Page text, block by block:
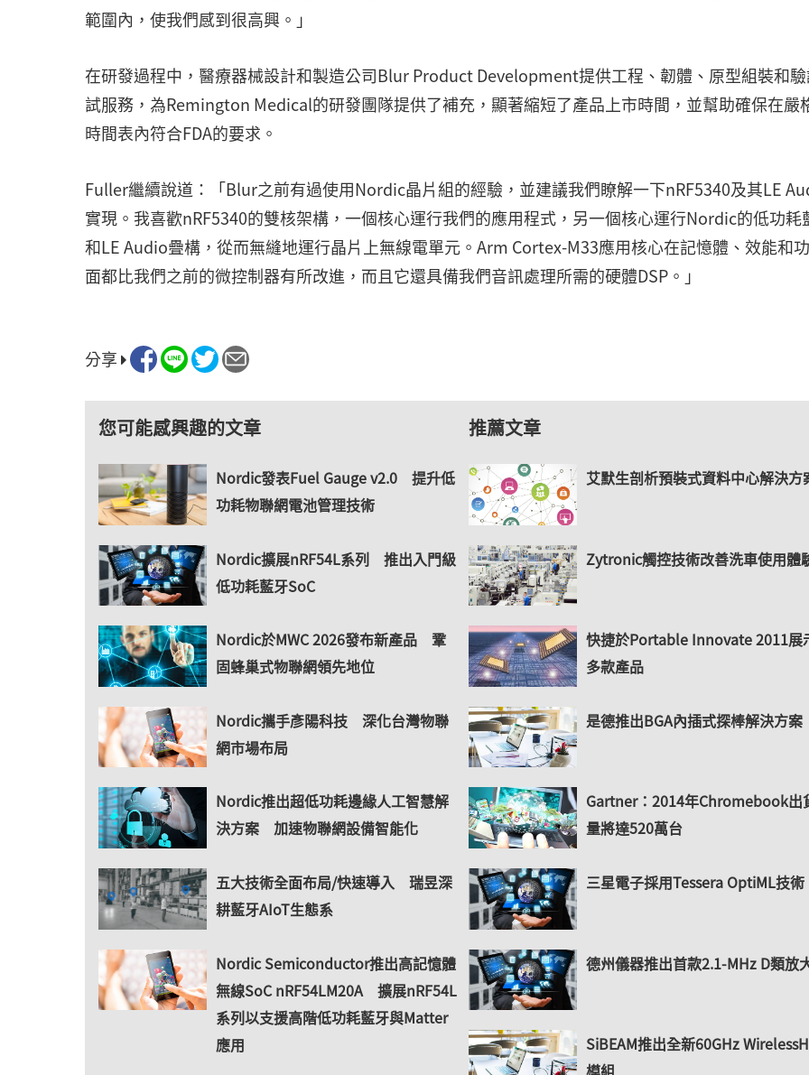
範圍內，使我們感到很高興。」
在研發過程中，醫療器械設計和製造公司Blur Product Development提供工程、韌體、原型組裝和
試服務，為Remington Medical的研發團隊提供了補充，顯著縮短了產品上市時間，並幫助確保在嚴
時間表內符合FDA的要求。
Fuller繼續說道：「Blur之前有過使用Nordic晶片組的經驗，並建議我們瞭解一下nRF5340及其LE
實現。我喜歡nRF5340的雙核架構，一個核心運行我們的應用程式，另一個核心運行Nordic的低功耗
和LE Audio疊構，從而無縫地運行晶片上無線電單元。Arm Cortex-M33應用核心在記憶體、效能和
面都比我們之前的微控制器有所改進，而且它還具備我們音訊處理所需的硬體DSP。」
分享
您可能感興趣的文章
Nordic發表Fuel Gauge v2.0 提升低
功耗物聯網電池管理技術
Nordic擴展nRF54L系列 推出入門級
低功耗藍牙SoC
Nordic於MWC 2026發布新產品 鞏
固蜂巢式物聯網領先地位
Nordic攜手彥陽科技 深化台灣物聯
網市場布局
Nordic推出超低功耗邊緣人工智慧解
決方案 加速物聯網設備智能化
五大技術全面布局/快速導入 瑞昱深
耕藍牙AIoT生態系
Nordic Semiconductor推出高記憶體
無線SoC nRF54LM20A 擴展nRF54L
系列以支援高階低功耗藍牙與Matter
應用
推薦文章
艾默生剖析預裝式資料中心解決方
Zytronic觸控技術改善洗車使用體
快捷於Portable Innovate 2011展
多款產品
是德推出BGA內插式探棒解決方案
Gartner：2014年Chromebook出
量將達520萬台
三星電子採用Tessera OptiML技術
德州儀器推出首款2.1-MHz D類放
SiBEAM推出全新60GHz